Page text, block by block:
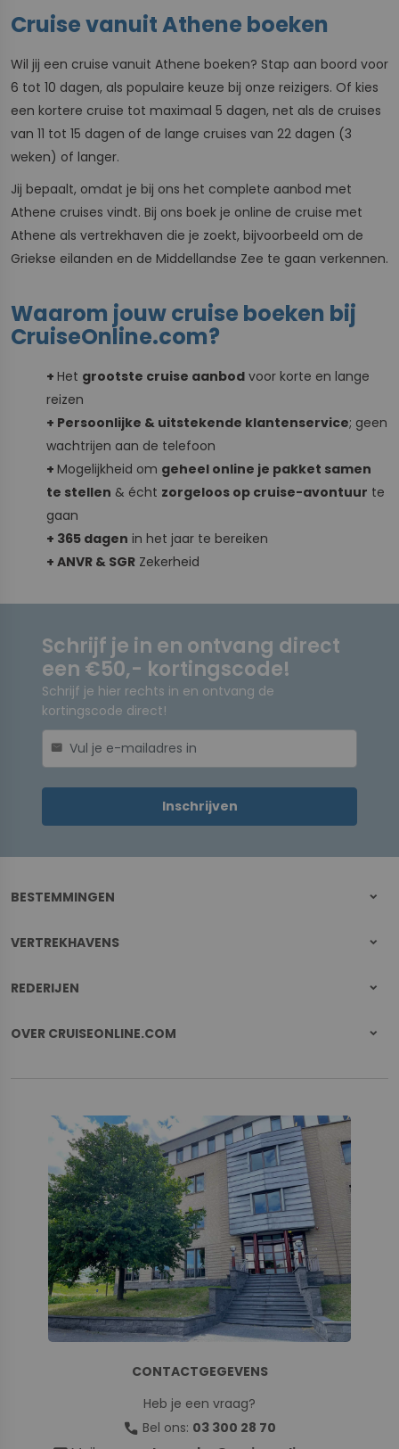
Cruise vanuit Athene boeken
Wil jij een cruise vanuit Athene boeken? Stap aan boord voor
6 tot 10 dagen, als populaire keuze bij onze reizigers. Of kies
een kortere cruise tot maximaal 5 dagen, net als de cruises
van 11 tot 15 dagen of de lange cruises van 22 dagen (3
weken) of langer.
Jij bepaalt, omdat je bij ons het complete aanbod met
Athene cruises vindt. Bij ons boek je online de cruise met
Athene als vertrekhaven die je zoekt, bijvoorbeeld om de
Griekse eilanden en de Middellandse Zee te gaan verkennen.
Waarom jouw cruise boeken bij
CruiseOnline.com?
+ Het grootste cruise aanbod voor korte en lange
reizen
+ Persoonlijke & uitstekende klantenservice; geen
wachtrijen aan de telefoon
+ Mogelijkheid om geheel online je pakket samen
te stellen & écht zorgeloos op cruise-avontuur te
gaan
+ 365 dagen in het jaar te bereiken
+ ANVR & SGR Zekerheid
Schrijf je in en ontvang direct
een €50,- kortingscode!
Schrijf je hier rechts in en ontvang de
kortingscode direct!
mail
Inschrijven
BESTEMMINGEN
VERTREKHAVENS
REDERIJEN
OVER CRUISEONLINE.COM
CONTACTGEGEVENS
Heb je een vraag?
call Bel ons: 03 300 28 70